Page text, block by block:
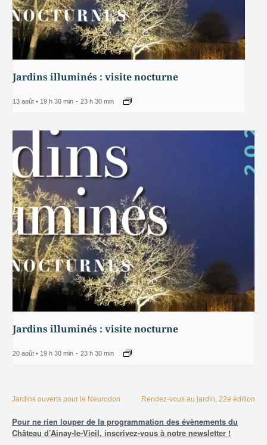
Jardins illuminés : visite nocturne
13 août • 19 h 30 min - 23 h 30 min
Jardins illuminés : visite nocturne
20 août • 19 h 30 min - 23 h 30 min
Jardins ouverts pour le Neurodon Rendez-vous au jardin, 22e édition
Pour ne rien louper de la programmation des évènements du
Château d’Ainay-le-Vieil, inscrivez-vous à notre newsletter !